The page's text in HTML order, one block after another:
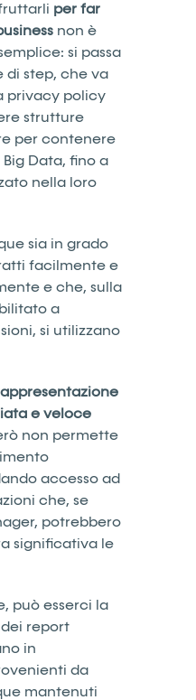
per far
non è
si passa
di step, che va
privacy policy
strutture
per contenere
Data, fino a
nella loro
sia in grado
facilmente e
e che, sulla
a
si utilizzano
e veloce
non permette
accesso ad
che, se
potrebbero
significativa le
può esserci la
report
in
da
mantenuti